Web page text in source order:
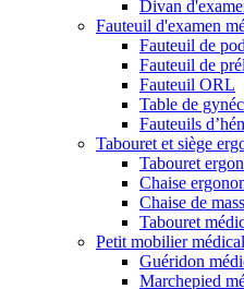
Divan
Fauteuil d'examen
Fauteuil de
Fauteuil de
Fauteuil ORL
Table de
Fauteuils
Tabouret et siège
Tabouret
Chaise
Chaise de
Tabouret
Petit mobilier médical
Guéridon
Marchepied